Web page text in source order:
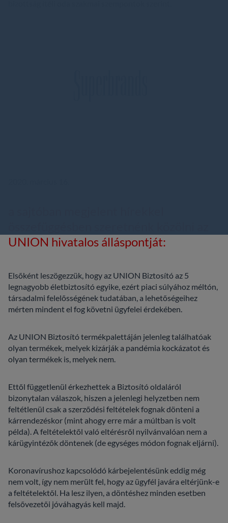
UNION hivatalos álláspontját:
Elsőként leszögezzük, hogy az UNION Biztosító az 5
legnagyobb életbiztosító egyike, ezért piaci súlyához méltón,
társadalmi felelősségének tudatában, a lehetőségeihez
mérten mindent el fog követni ügyfelei érdekében.
Az UNION Biztosító termékpalettáján jelenleg találhatóak
olyan termékek, melyek kizárják a pandémia kockázatot és
olyan termékek is, melyek nem.
Ettől függetlenül érkezhettek a Biztosító oldaláról
bizonytalan válaszok, hiszen a jelenlegi helyzetben nem
feltétlenül csak a szerződési feltételek fognak dönteni a
kárrendezéskor (mint ahogy erre már a múltban is volt
példa). A feltételektől való eltérésről nyilvánvalóan nem a
kárügyintézők döntenek (de egységes módon fognak eljárni).
Koronavírushoz kapcsolódó kárbejelentésünk eddig még
nem volt, így nem merült fel, hogy az ügyfél javára eltérjünk-e
a feltételektől. Ha lesz ilyen, a döntéshez minden esetben
felsővezetői jóváhagyás kell majd.